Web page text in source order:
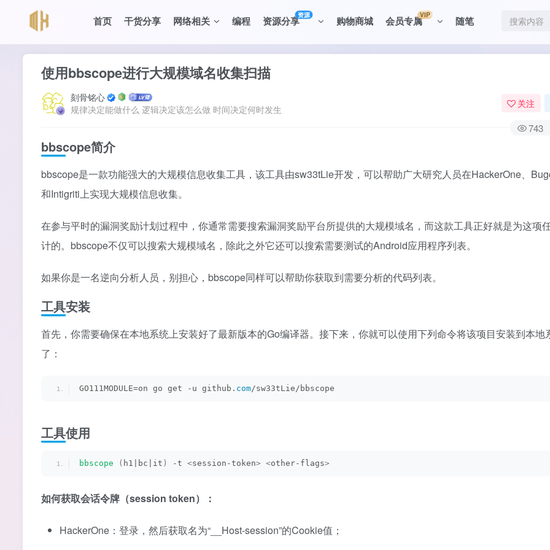
首页 干货分享 网络相关 编程 资源分享资源 购物商城 会员专属VIP 随笔
使用bbscope进行大规模域名收集扫描
刻骨铭心
规律决定能做什么 逻辑决定该怎么做 时间决定何时发生
关注
743
bbscope简介
bbscope是一款功能强大的大规模信息收集工具，该工具由sw33tLie开发，可以帮助广大研究人员在HackerOne、
和Intigriti上实现大规模信息收集。
在参与平时的漏洞奖励计划过程中，你通常需要搜索漏洞奖励平台所提供的大规模域名，而这款工具正好就是为这项
计的。bbscope不仅可以搜索大规模域名，除此之外它还可以搜索需要测试的Android应用程序列表。
如果你是一名逆向分析人员，别担心，bbscope同样可以帮助你获取到需要分析的代码列表。
工具安装
首先，你需要确保在本地系统上安装好了最新版本的Go编译器。接下来，你就可以使用下列命令将该项目安装到本地
了：
GO111MODULE=on go get -u github. com/sw33tLie/bbscope
工具使用
bbscope ( h1|bc|it ) -t <session-token> <other-flags>
如何获取会话令牌（session token）：
HackerOne：登录，然后获取名为“__Host-session”的Cookie值；